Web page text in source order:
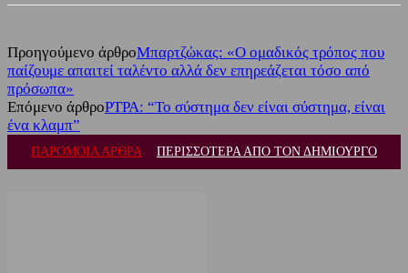
Προηγούμενο άρθροΜπαρτζώκας: «Ο ομαδικός τρόπος που
παίζουμε απαιτεί ταλέντο αλλά δεν επηρεάζεται τόσο από
πρόσωπα»
Επόμενο άρθροPTPA: “Το σύστημα δεν είναι σύστημα, είναι
ένα κλαμπ”
ΠΑΡΟΜΟΙΑ ΑΡΘΡΑ ΠΕΡΙΣΣΟΤΕΡΑ ΑΠΟ ΤΟΝ ΔΗΜΙΟΥΡΓΟ